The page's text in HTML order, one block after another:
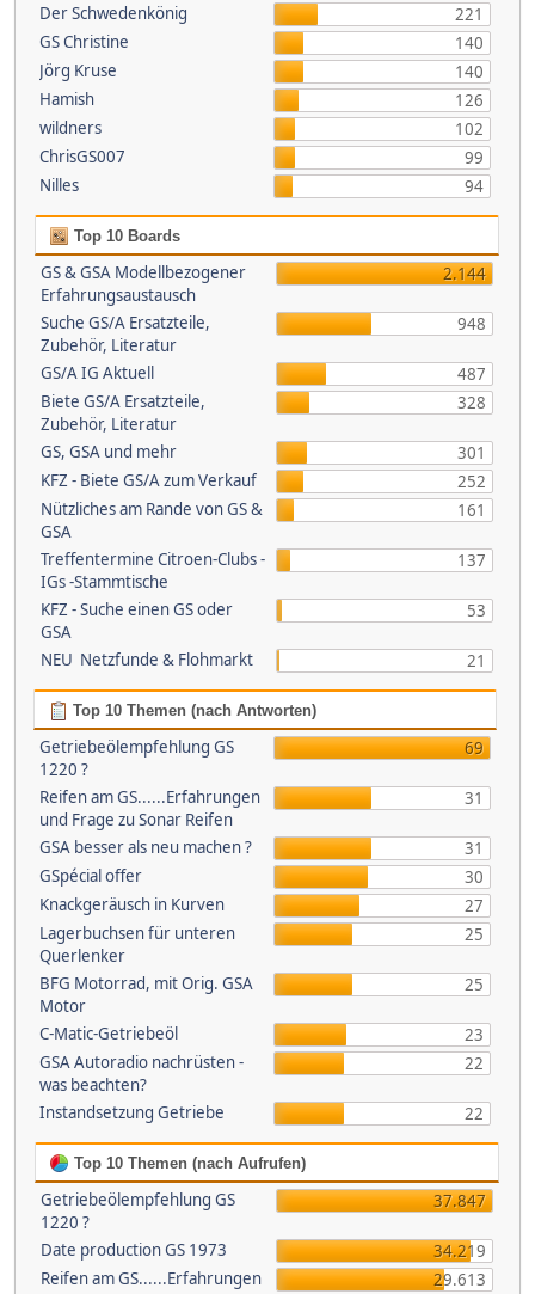
Der Schwedenkönig
221
GS Christine
140
Jörg Kruse
140
Hamish
126
wildners
102
ChrisGS007
99
Nilles
94
Top 10 Boards
GS & GSA Modellbezogener
Erfahrungsaustausch
2.144
Suche GS/A Ersatzteile,
Zubehör, Literatur
948
GS/A IG Aktuell
487
Biete GS/A Ersatzteile,
Zubehör, Literatur
328
GS, GSA und mehr
301
KFZ - Biete GS/A zum Verkauf
252
Nützliches am Rande von GS &
GSA
161
Treffentermine Citroen-Clubs -
IGs -Stammtische
137
KFZ - Suche einen GS oder
GSA
53
NEU Netzfunde & Flohmarkt 21
Top 10 Themen (nach Antworten)
Getriebeölempfehlung GS
1220 ?
69
Reifen am GS......Erfahrungen
und Frage zu Sonar Reifen
31
GSA besser als neu machen ?
31
GSpécial offer
30
Knackgeräusch in Kurven
27
Lagerbuchsen für unteren
Querlenker
25
BFG Motorrad, mit Orig. GSA
Motor
25
C-Matic-Getriebeöl
23
GSA Autoradio nachrüsten -
was beachten?
22
Instandsetzung Getriebe 22
Top 10 Themen (nach Aufrufen)
Getriebeölempfehlung GS
1220 ?
37.847
Date production GS 1973
34.219
Reifen am GS......Erfahrungen
29.613